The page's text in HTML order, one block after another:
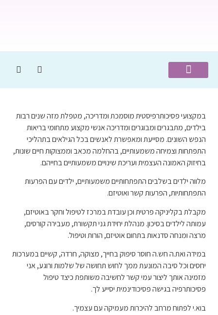
במקצועי פסיכותרפיסטית מוסמכת ומדריכה, מטפלת מזה שנים רבות
בילדים, מתבגרים ומבוגרים ומדריכה אנשי מקצוע מתחומי בריאות
הנפש השונים. מסייעת ומאפשרת לאנשים בכל הגילאים בתהליכי
התפתחות וצמיחה משמעותיים, בהחלמה מכאב וממצוקות חיים שונות,
בחיזוק האמונה העצמית ועריכת שינויים משמעותיים בחייהם.
מלווה ילדים בשלבים התפתחותיים משמעותיים, ילדים עם הפרעות
התפתחותיות, הפרעות קשר ואוטיזם.
מקבלת בקליניקה פרטית וכן עובדת במרכז לטיפול וחקר באוטיזם,
עמותה לילדים בסיכון. מנהלת יחידת גני תקשורת, מעבירה קורסים,
מרצה ומנחה סדנאות בתחום אוטיזם, הורות וטיפול.
במידה ואת.ה חש.ה חוסר סיפוק בחייך, מצוקה, חרדה, קשיים במערכות
יחסים וכל סיבה המונעת ממך לחוש תחושה של שלמות ורוגע, אני
מזמינה אותך ליצור עמי קשר לחשיבה משותפת כיצד טיפול
פסיכותרפיה בגישה פסיכודינמית יסייע לך.
בוא.י לפתוח מרחב להיכרות מעמיקה עם עצמיך.